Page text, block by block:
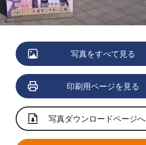
写真をすべて見る
印刷用ページを見る
写真ダウンロードページへ